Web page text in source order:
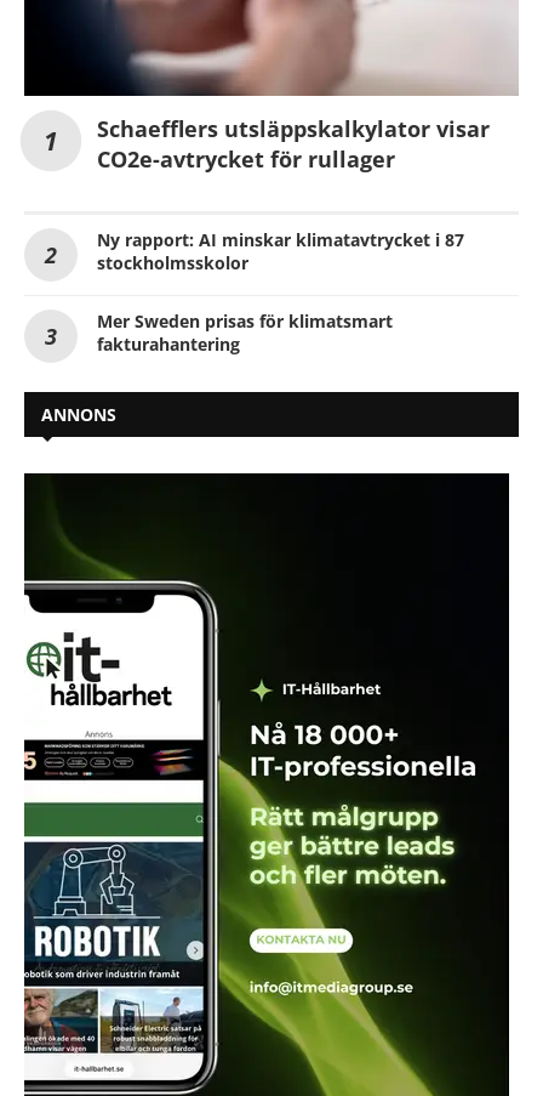
Schaefflers utsläppskalkylator visar
CO2e-avtrycket för rullager
Ny rapport: AI minskar klimatavtrycket i 87
stockholmsskolor
Mer Sweden prisas för klimatsmart
fakturahantering
ANNONS